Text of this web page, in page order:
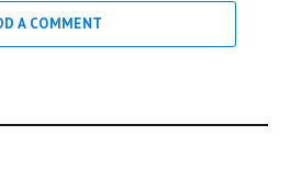
A COMMENT